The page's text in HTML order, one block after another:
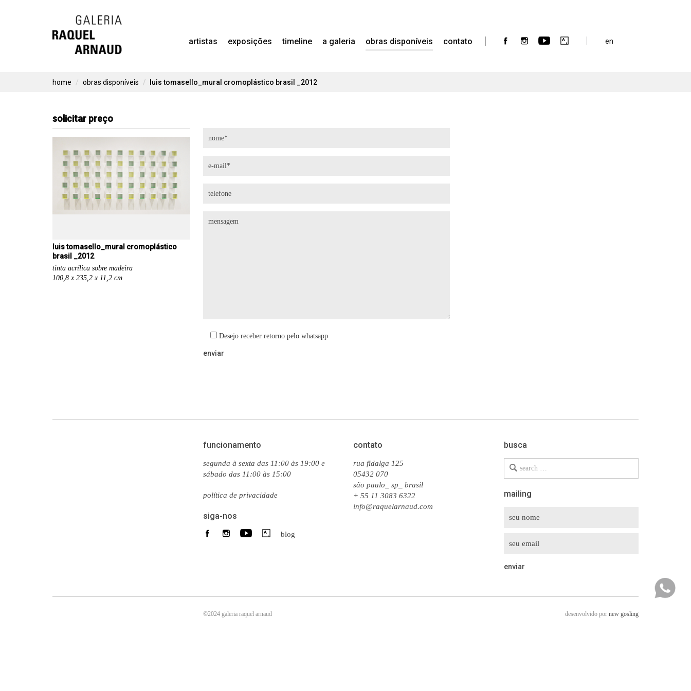
Skip
to
artistas exposições timeline a galeria obras disponíveis contato en
home obras disponíveis luis tomasello_mural cromoplástico brasil _2012
solicitar preço
luis tomasello_mural cromoplástico
brasil _2012
tinta acrílica sobre madeira
100,8 x 235,2 x 11,2 cm
Desejo receber retorno pelo whatsapp
funcionamento
segunda à sexta das 11:00 às 19:00 e
sábado das 11:00 às 15:00
política de privacidade
siga-nos
blog
contato
rua fidalga 125
05432 070
são paulo_ sp_ brasil
+ 55 11 3083 6322
info@raquelarnaud.com
busca
Search
mailing
©2024 galeria raquel arnaud desenvolvido por new gosling